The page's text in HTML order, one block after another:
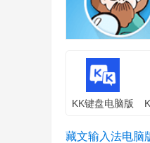
KK键盘电脑版
脑版
藏文输入法电脑